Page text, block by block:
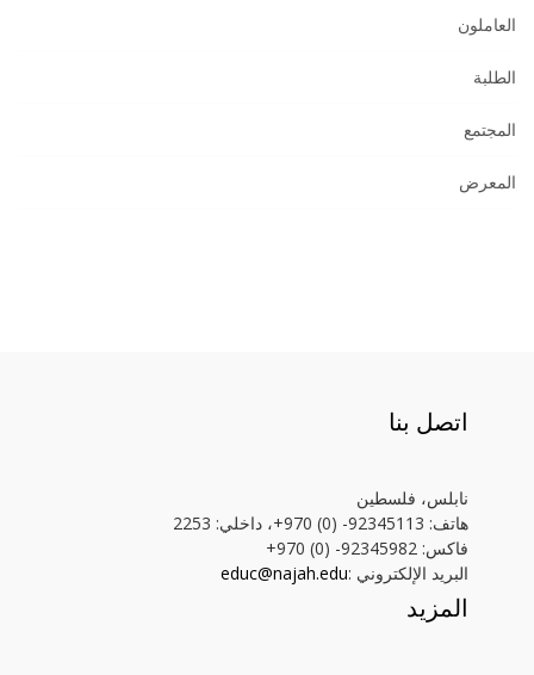
العاملون
الطلبة
المجتمع
المعرض
اتصل بنا
نابلس، فلسطين
هاتف: 92345113- (0) 970+، داخلي: 2253
فاكس: 92345982- (0) 970+
البريد الإلكتروني :educ@najah.edu
المزيد